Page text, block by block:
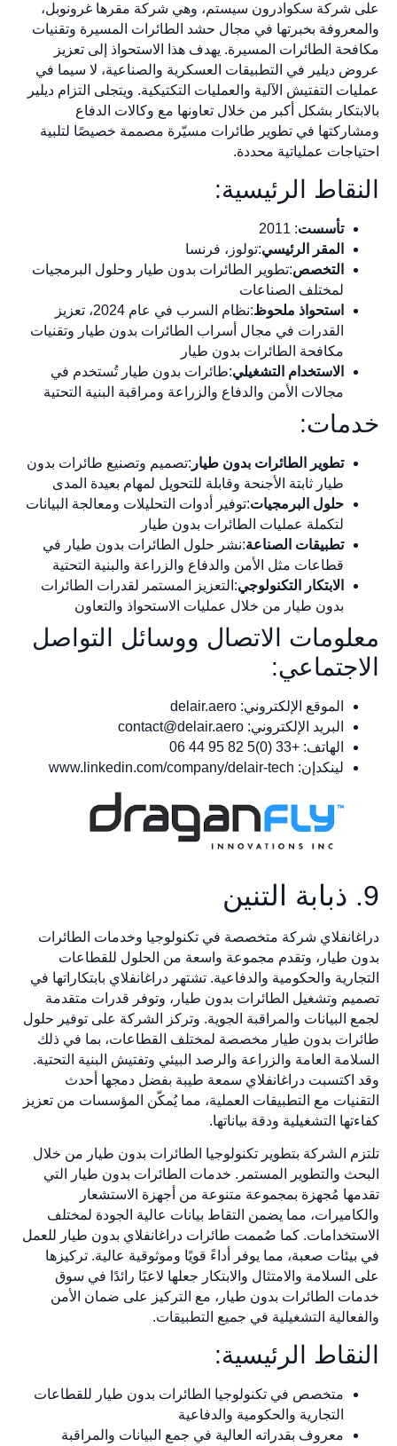
على شركة سكوادرون سيستم، وهي شركة مقرها غرونوبل،
والمعروفة بخبرتها في مجال حشد الطائرات المسيرة وتقنيات
مكافحة الطائرات المسيرة. يهدف هذا الاستحواذ إلى تعزيز
عروض ديلير في التطبيقات العسكرية والصناعية، لا سيما في
عمليات التفتيش الآلية والعمليات التكتيكية. ويتجلى التزام ديلير
بالابتكار بشكل أكبر من خلال تعاونها مع وكالات الدفاع
ومشاركتها في تطوير طائرات مسيّرة مصممة خصيصًا لتلبية
احتياجات عملياتية محددة.
النقاط الرئيسية:
تأسست: 2011
المقر الرئيسي:تولوز، فرنسا
التخصص:تطوير الطائرات بدون طيار وحلول البرمجيات
لمختلف الصناعات
استحواذ ملحوظ
:نظام السرب في عام 2024، تعزيز
القدرات في مجال أسراب الطائرات بدون طيار وتقنيات
مكافحة الطائرات بدون طيار
الاستخدام التشغيلي:طائرات بدون طيار تُستخدم في
مجالات الأمن والدفاع والزراعة ومراقبة البنية التحتية
خدمات:
تطوير الطائرات بدون طيار :تصميم وتصنيع طائرات بدون
طيار ثابتة الأجنحة وقابلة للتحويل لمهام بعيدة المدى
حلول البرمجيات:توفير أدوات التحليلات ومعالجة البيانات
لتكملة عمليات الطائرات بدون طيار
تطبيقات الصناعة:نشر حلول الطائرات بدون طيار في
قطاعات مثل الأمن والدفاع والزراعة والبنية التحتية
الابتكار التكنولوجي:التعزيز المستمر لقدرات الطائرات
بدون طيار من خلال عمليات الاستحواذ والتعاون
معلومات الاتصال ووسائل التواصل
الاجتماعي:
الموقع الإلكتروني: delair.aero
البريد الإلكتروني: contact@delair.aero
الهاتف: +33 (0)5 82 95 44 06
لينكدإن: www.linkedin.com/company/delair-tech
9. ذبابة التنين
دراغانفلاي شركة متخصصة في تكنولوجيا وخدمات الطائرات
بدون طيار، وتقدم مجموعة واسعة من الحلول للقطاعات
التجارية والحكومية والدفاعية. تشتهر دراغانفلاي بابتكاراتها في
تصميم وتشغيل الطائرات بدون طيار، وتوفر قدرات متقدمة
لجمع البيانات والمراقبة الجوية. وتركز الشركة على توفير حلول
طائرات بدون طيار مخصصة لمختلف القطاعات، بما في ذلك
السلامة العامة والزراعة والرصد البيئي وتفتيش البنية التحتية.
وقد اكتسبت دراغانفلاي سمعة طيبة بفضل دمجها أحدث
التقنيات مع التطبيقات العملية، مما يُمكّن المؤسسات من تعزيز
كفاءتها التشغيلية ودقة بياناتها.
تلتزم الشركة بتطوير تكنولوجيا الطائرات بدون طيار من خلال
البحث والتطوير المستمر. خدمات الطائرات بدون طيار التي
تقدمها مُجهزة بمجموعة متنوعة من أجهزة الاستشعار
والكاميرات، مما يضمن التقاط بيانات عالية الجودة لمختلف
الاستخدامات. كما صُممت طائرات دراغانفلاي بدون طيار للعمل
في بيئات صعبة، مما يوفر أداءً قويًا وموثوقية عالية. تركيزها
على السلامة والامتثال والابتكار جعلها لاعبًا رائدًا في سوق
خدمات الطائرات بدون طيار، مع التركيز على ضمان الأمن
والفعالية التشغيلية في جميع التطبيقات.
النقاط الرئيسية:
متخصص في تكنولوجيا الطائرات بدون طيار للقطاعات
التجارية والحكومية والدفاعية
معروف بقدراته العالية في جمع البيانات والمراقبة